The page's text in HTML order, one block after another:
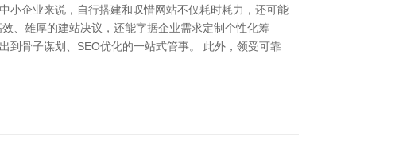
小企业来说，自行搭建和叹惜网站不仅耗时耗力，还可能
、雄厚的建站决议，还能字据企业需求定制个性化筹
到骨子谋划、SEO优化的一站式管事。 此外，领受可靠